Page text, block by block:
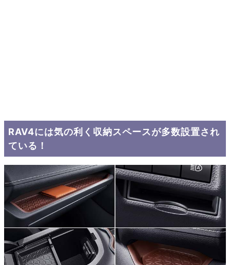
RAV4には気の利く収納スペースが多数設置され
ている！